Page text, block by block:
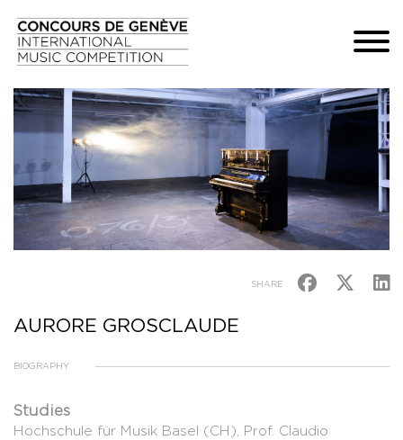
SHARE
AURORE GROSCLAUDE
BIOGRAPHY
Studies
Hochschule für Musik Basel (CH), Prof. Claudio